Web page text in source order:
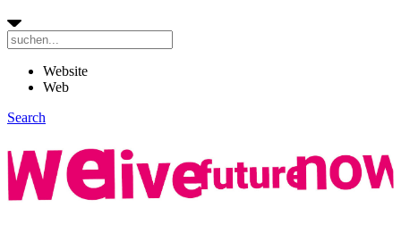
Website
Web
Search